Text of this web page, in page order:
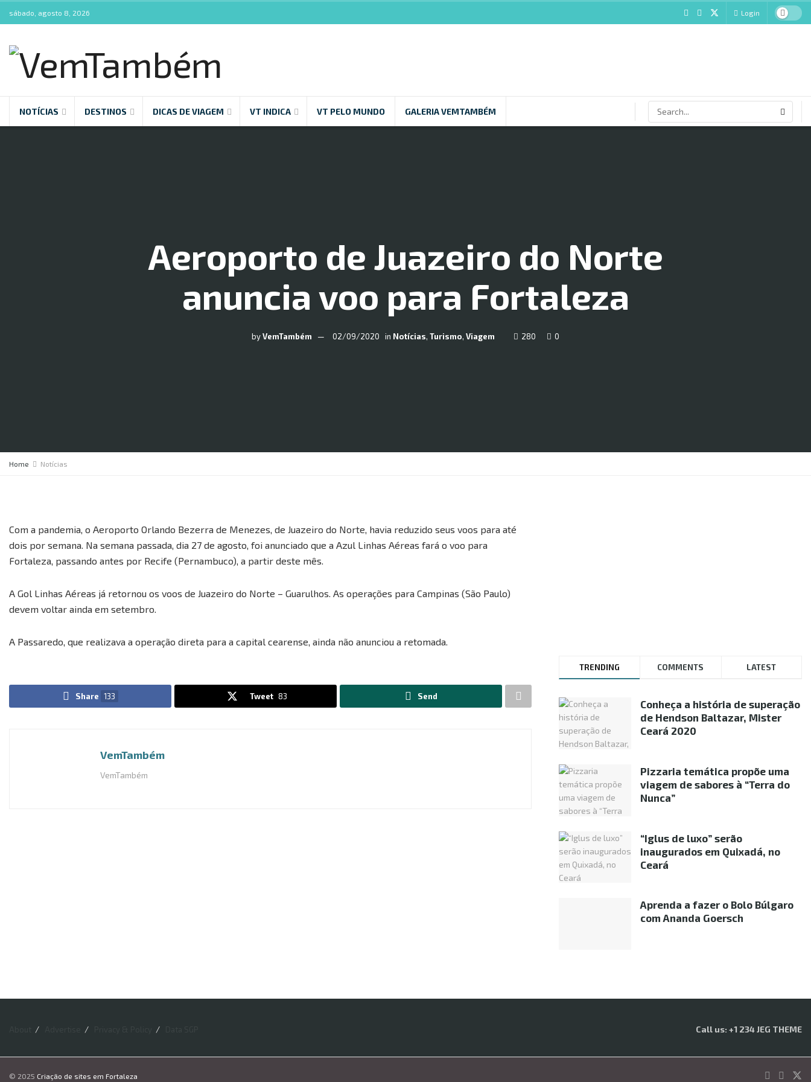
sábado, agosto 8, 2026 Login
NOTÍCIAS DESTINOS DICAS DE VIAGEM VT INDICA VT PELO MUNDO GALERIA VEMTAMBÉM
Aeroporto de Juazeiro do Norte
anuncia voo para Fortaleza
byVemTambém 02/09/2020 in Notícias, Turismo, Viagem 280 0
Home Notícias
Com a pandemia, o Aeroporto Orlando Bezerra de Menezes, de Juazeiro do Norte, havia reduzido seus voos para até
dois por semana. Na semana passada, dia 27 de agosto, foi anunciado que a Azul Linhas Aéreas fará o voo para
Fortaleza, passando antes por Recife (Pernambuco), a partir deste mês.
A Gol Linhas Aéreas já retornou os voos de Juazeiro do Norte – Guarulhos. As operações para Campinas (São Paulo)
devem voltar ainda em setembro.
A Passaredo, que realizava a operação direta para a capital cearense, ainda não anunciou a retomada.
Share 133 Tweet 83 Send
VemTambém
VemTambém
TRENDING COMMENTS LATEST
Conheça a história de superação
de Hendson Baltazar, Mister
Ceará 2020
Pizzaria temática propõe uma
viagem de sabores à “Terra do
Nunca”
“Iglus de luxo” serão
inaugurados em Quixadá, no
Ceará
Aprenda a fazer o Bolo Búlgaro
com Ananda Goersch
Call us: +1 234 JEG THEME
© 2025 Criação de sites em Fortaleza